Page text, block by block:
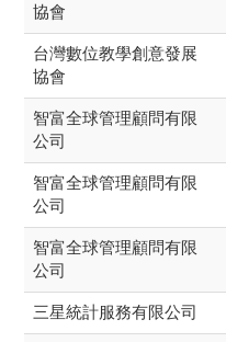
協會
台灣數位教學創意發展
協會
智富全球管理顧問有限
公司
智富全球管理顧問有限
公司
智富全球管理顧問有限
公司
三星統計服務有限公司